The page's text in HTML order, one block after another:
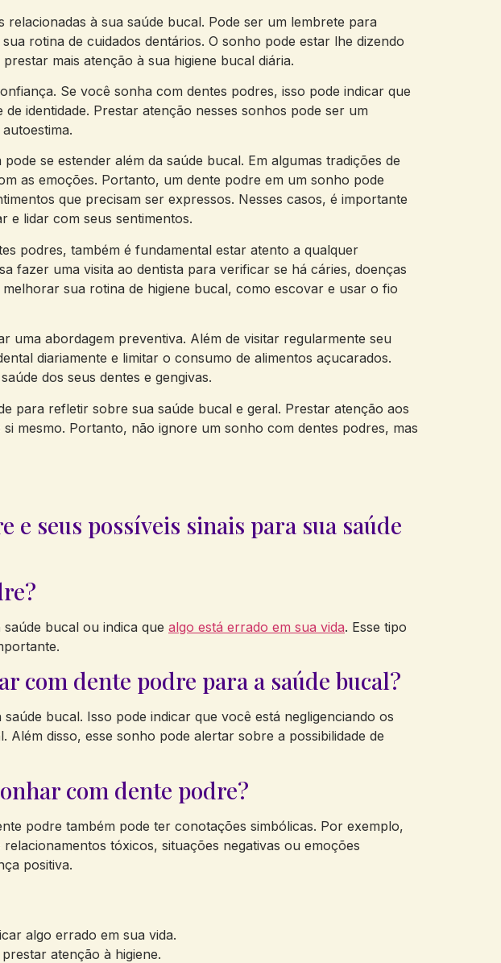
à sua saúde bucal. Pode ser um lembrete para
rotina de cuidados dentários. O sonho pode estar lhe dizendo
mais atenção à sua higiene bucal diária.
Se você sonha com dentes podres, isso pode indicar que
identidade. Prestar atenção nesses sonhos pode ser um
se estender além da saúde bucal. Em algumas tradições de
as emoções. Portanto, um dente podre em um sonho pode
que precisam ser expressos. Nesses casos, é importante
e lidar com seus sentimentos.
podres, também é fundamental estar atento a qualquer
fazer uma visita ao dentista para verificar se há cáries, doenças
sua rotina de higiene bucal, como escovar e usar o fio
uma abordagem preventiva. Além de visitar regularmente seu
diariamente e limitar o consumo de alimentos açucarados.
dos seus dentes e gengivas.
para refletir sobre sua saúde bucal e geral. Prestar atenção aos
mesmo. Portanto, não ignore um sonho com dentes podres, mas
seus possíveis sinais para sua saúde
bucal ou indica que algo está errado em sua vida. Esse tipo
com dente podre para a saúde bucal?
bucal. Isso pode indicar que você está negligenciando os
disso, esse sonho pode alertar sobre a possibilidade de
com dente podre?
podre também pode ter conotações simbólicas. Por exemplo,
tóxicos, situações negativas ou emoções
positiva.
algo errado em sua vida.
atenção à higiene.